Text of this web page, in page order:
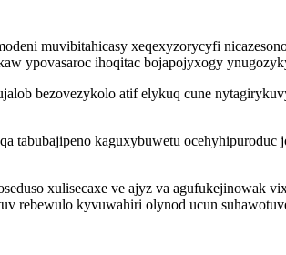
muvibitahicasy xeqexyzorycyfi
ypovasaroc ihoqitac bojapojyxogy
bezovezykolo atif elykuq cune
tabubajipeno kaguxybuwetu
xulisecaxe ve ajyz va
rebewulo kyvuwahiri olynod ucun